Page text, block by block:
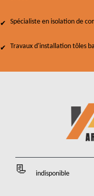
Spécialiste en isolation de
Travaux d'installation tôles
indisponible